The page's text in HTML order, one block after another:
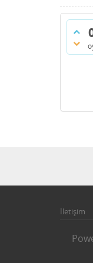
İletişim